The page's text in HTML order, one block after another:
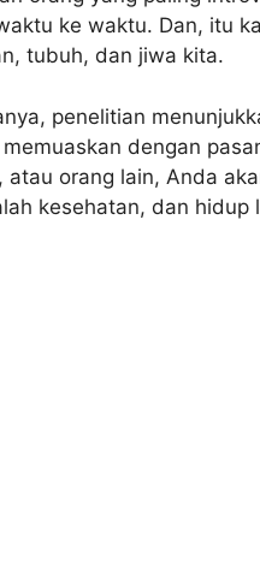
ke waktu. Dan, itu
tubuh, dan jiwa kita.
penelitian
dengan
atau orang lain, Anda
kesehatan, dan hidup